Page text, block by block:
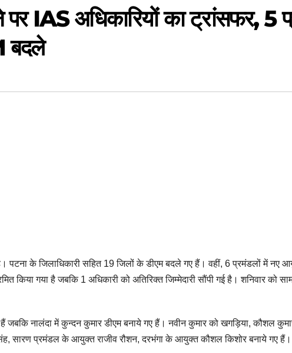
पर IAS अधिकारियों का ट्रांसफर, 5
बदले
पटना के जिलाधिकारी सहित 19 जिलों के डीएम बदले गए हैं। वहीं, 6 प्रमंडलों में
किया गया है जबकि 1 अधिकारी को अतिरिक्त जिम्मेदारी सौंपी गई है। शनिवार
जबकि नालंदा में कुन्दन कुमार डीएम बनाये गए हैं। नवीन कुमार को खगड़िया, कौशल
सारण प्रमंडल के आयुक्त राजीव रौशन, दरभंगा के आयुक्त कौशल किशोर बनाये गए हैं।